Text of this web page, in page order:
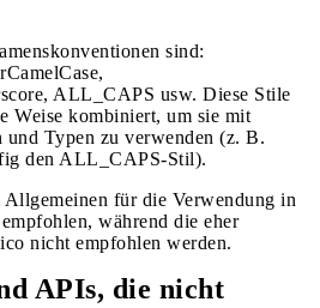
sind:
ALL_CAPS usw. Diese Stile
Weise kombiniert, um sie mit
und Typen zu verwenden (z. B.
den ALL_CAPS-Stil).
für die Verwendung in
während die eher
nicht empfohlen werden.
APIs, die nicht